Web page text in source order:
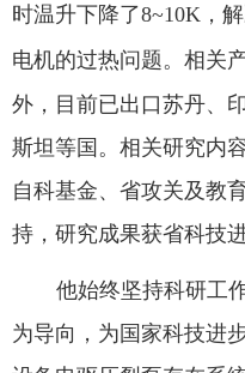
时温升下降了8~10K ，
电机的过热问题。相关
外，目前已出口苏丹、
斯坦等国。相关研究内
自科基金、省攻关及教
持，研究成果获省科技
他始终坚持科研工
为导向，为国家科技进步